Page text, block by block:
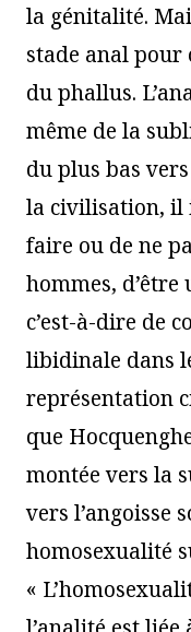
la génitalité.
stade anal pour
du phallus.
même de la
du plus bas
la civilisation, il
faire ou de ne
hommes,
c’est-à-dire de
libidinale dans
représentation
que
montée vers la
vers l’angoisse
homosexualité
«